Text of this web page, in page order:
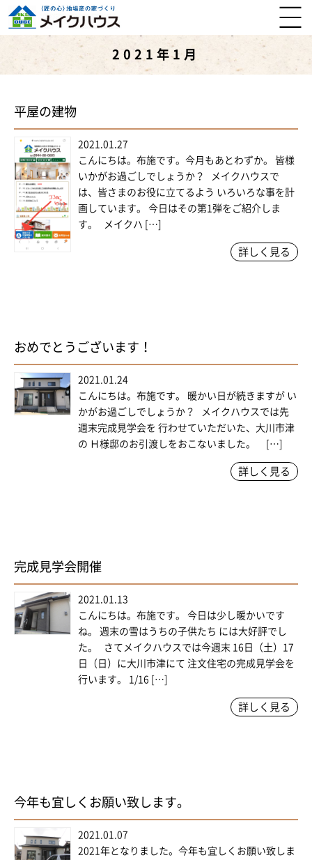
2021年1月
平屋の建物
2021.01.27
こんにちは。布施です。今月もあとわずか。 皆様
いかがお過ごしでしょうか？ メイクハウスで
は、皆さまのお役に立てるよう いろいろな事を計
画しています。 今日はその第1弾をご紹介しま
す。 メイクハ […]
詳しく見る
おめでとうございます！
2021.01.24
こんにちは。布施です。 暖かい日が続きますが い
かがお過ごしでしょうか？ メイクハウスでは先
週末完成見学会を 行わせていただいた、大川市津
の Ｈ様邸のお引渡しをおこないました。 […]
詳しく見る
完成見学会開催
2021.01.13
こんにちは。布施です。 今日は少し暖かいです
ね。 週末の雪はうちの子供たち には大好評でし
た。 さてメイクハウスでは今週末 16日（土）17
日（日）に大川市津にて 注文住宅の完成見学会を
行います。 1/16 […]
詳しく見る
今年も宜しくお願い致します。
2021.01.07
2021年となりました。今年も宜しくお願い致しま